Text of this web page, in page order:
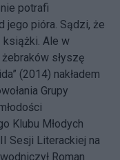
potrafi
jego pióra. Sądzi, że
książki. Ale w
żebraków słyszę
(2014) nakładem
Grupy
Klubu Młodych
Sesji Literackiej na
Roman